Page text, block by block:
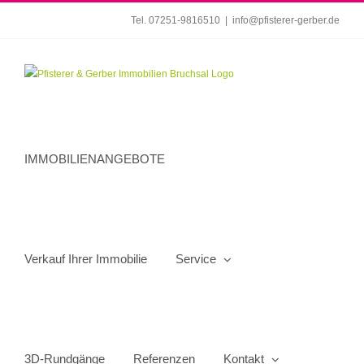
Tel. 07251-9816510 info@pfisterer-gerber.de
IMMOBILIENANGEBOTE
Verkauf Ihrer Immobilie Service
3D-Rundgänge Referenzen Kontakt